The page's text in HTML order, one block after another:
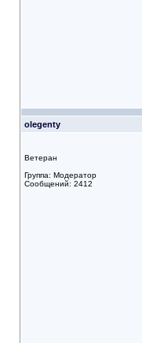
olegenty
Ветеран
Группа: Модератор
Сообщений: 2412